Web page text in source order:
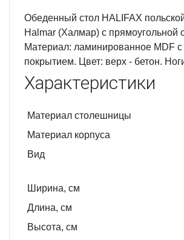
Обеденный стол HALIFAX
Halmar (Халмар) с прямоугольной
Материал: ламинированное MDF
покрытием. Цвет: верх - бетон.
Характеристики
Материал столешницы
Материал корпуса
Вид
Ширина, см
Длина, см
Высота, см